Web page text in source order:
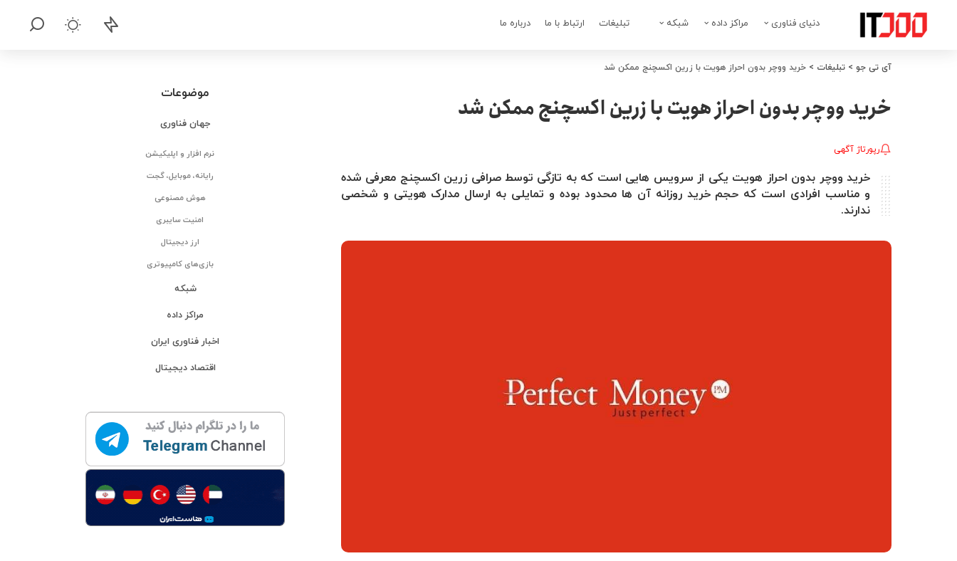
دنیای فناوری مراکز داده شبکه تبلیغات ارتباط با ما درباره ما
آی تی جو > تبلیغات > خرید ووچر بدون احراز هویت با زرین اکسچنج ممکن شد
خرید ووچر بدون احراز هویت با زرین اکسچنج ممکن شد
رپورتاژ آگهی
خرید ووچر بدون احراز هویت یکی از سرویس هایی است که به تازگی توسط صرافی زرین اکسچنج معرفی شده
و مناسب افرادی است که حجم خرید روزانه آن ها محدود بوده و تمایلی به ارسال مدارک هویتی و شخصی
ندارند.
موضوعات
جهان فناوری
نرم افزار و اپلیکیشن
رایانه، موبایل، گجت
هوش مصنوعی
امنیت سایبری
ارز دیجیتال
بازی‌های کامپیوتری
شبکه
مراکز داده
اخبار فناوری ایران
اقتصاد دیجیتال